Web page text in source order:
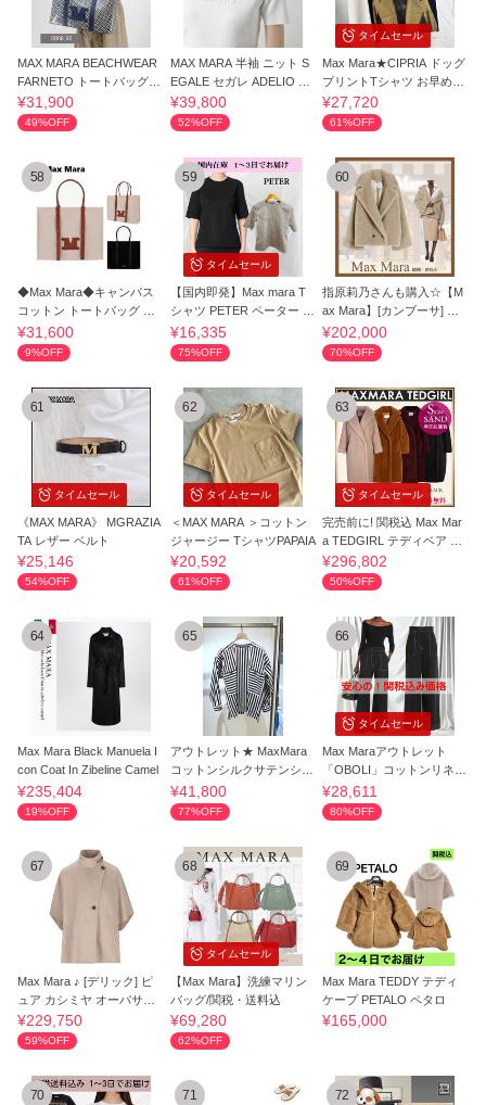
MAX MARA BEACHWEAR
FARNETO トートバッグ 2
616511059600
¥31,900
49%OFF
MAX MARA 半袖 ニット S
EGALE セガレ ADELIO ア
デリオ
¥39,800
52%OFF
タイムセール
Max Mara★CIPRIA ドッグ
プリントTシャツ お早め
に！
¥27,720
61%OFF
58
◆Max Mara◆キャンバス
コットン トートバッグ カ
バ
¥31,600
9%OFF
タイムセール
59
【国内即発】Max mara T
シャツ PETER ペーター 半
袖
¥16,335
75%OFF
60
指原莉乃さんも購入☆【M
ax Mara】[カンブーサ] カ
シミヤ コート
¥202,000
70%OFF
タイムセール
61
《MAX MARA》 MGRAZIA
TA レザー ベルト
¥25,146
54%OFF
タイムセール
62
＜MAX MARA ＞コットン
ジャージー TシャツPAPAIA
¥20,592
61%OFF
タイムセール
63
完売前に! 関税込 Max Mar
a TEDGIRL テディベア ア
イコン コート
¥296,802
50%OFF
64
Max Mara Black Manuela I
con Coat In Zibeline Camel
¥235,404
19%OFF
65
アウトレット★ MaxMara
コットンシルクサテンシャ
ツ PAIO
¥41,800
77%OFF
タイムセール
66
Max Maraアウトレット
「OBOLI」コットンリネン
ワイドパンツ
¥28,611
80%OFF
67
Max Mara ♪ [デリック] ピ
ュア カシミヤ オーバサイ
ズ ケープ
¥229,750
59%OFF
タイムセール
68
【Max Mara】洗練マリン
バッグ/関税・送料込
¥69,280
62%OFF
69
Max Mara TEDDY テディ
ケープ PETALO ペタロ
¥165,000
70 71 72